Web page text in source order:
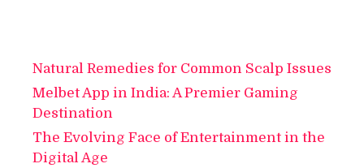
Natural Remedies for Common Scalp Issues
Melbet App in India: A Premier Gaming
Destination
The Evolving Face of Entertainment in the
Digital Age